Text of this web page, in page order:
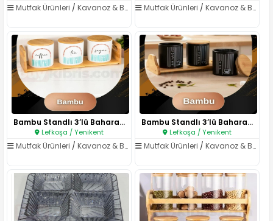
Mutfak Ürünleri / Kavanoz & Baharatlıklar Mutfak Ürünleri /Kavanoz & Baharatlıklar
Bambu Standlı 3’lü Baharat Tak..
Lefkoşa / Yenikent
Mutfak Ürünleri / Kavanoz & Baharatlıklar
Bambu Standlı 3’lü Baharat Tak..
Lefkoşa / Yenikent
Mutfak Ürünleri /Kavanoz & Baharatlıklar